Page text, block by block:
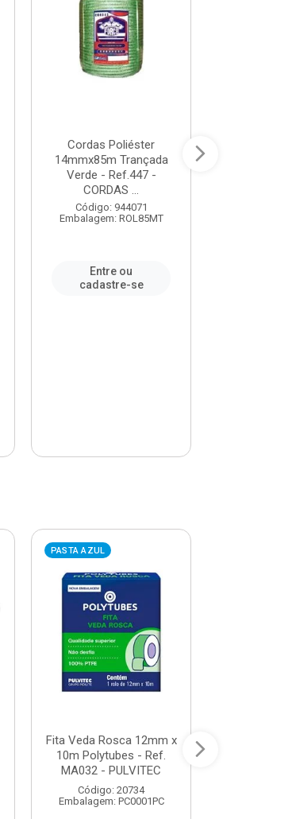
Cordas Poliéster
14mmx85m Trançada
Verde - Ref.447 -
CORDAS ...
Código: 944071
Embalagem: ROL85MT
Entre ou
cadastre-se
PASTA AZUL
Fita Veda Rosca 12mm x
10m Polytubes - Ref.
MA032 - PULVITEC
Código: 20734
Embalagem: PC0001PC